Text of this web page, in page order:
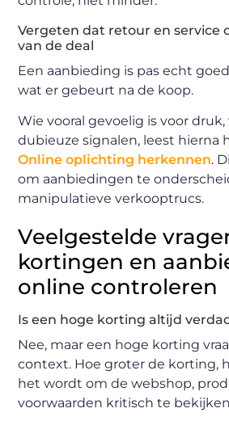
Vergeten dat retour en service
van de deal
Een aanbieding is pas echt
wat er gebeurt na de koop.
Wie vooral gevoelig is voor
dubieuze signalen, leest hierna
Online oplichting herkennen.
om aanbiedingen te
manipulatieve verkooptrucs.
Veelgestelde
kortingen en
online controleren
Is een hoge korting altijd
Nee, maar een hoge korting
context. Hoe groter de korting,
het wordt om de webshop,
voorwaarden kritisch te